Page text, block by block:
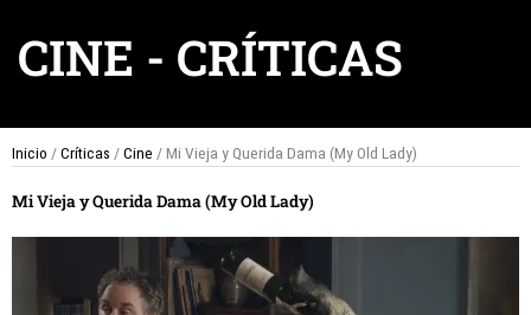
CINE - CRÍTICAS
Inicio /Críticas /Cine / Mi Vieja y Querida Dama (My Old Lady)
Mi Vieja y Querida Dama (My Old Lady)